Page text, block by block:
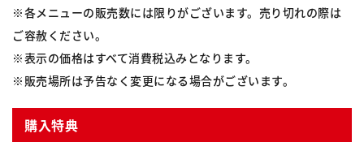
※各メニューの販売数には限りがございます。売り切れの際は
ご容赦ください。
※表示の価格はすべて消費税込みとなります。
※販売場所は予告なく変更になる場合がございます。
購入特典